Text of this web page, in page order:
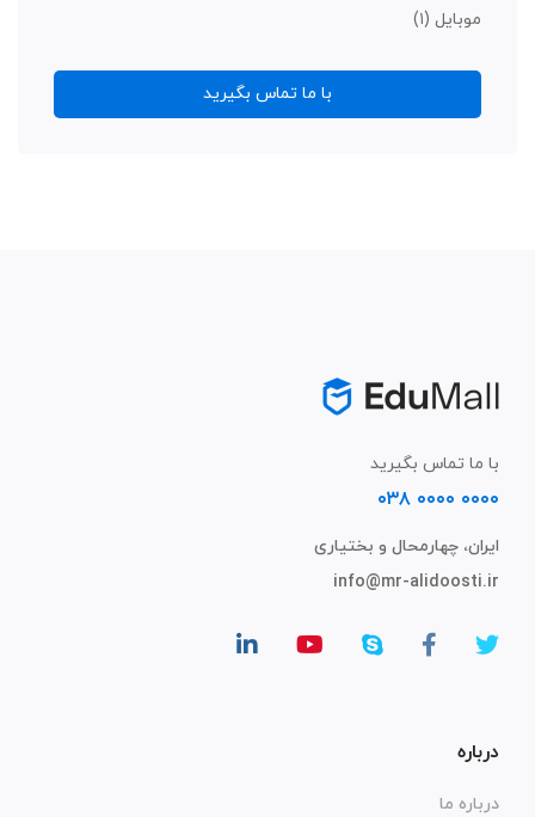
موبایل (۱)
با ما تماس بگیرید
با ما تماس بگیرید
۰۰۰۰ ۰۰۰۰ ۰۳۸
ایران، چهارمحال و بختیاری
info@mr-alidoosti.ir
درباره
درباره ما